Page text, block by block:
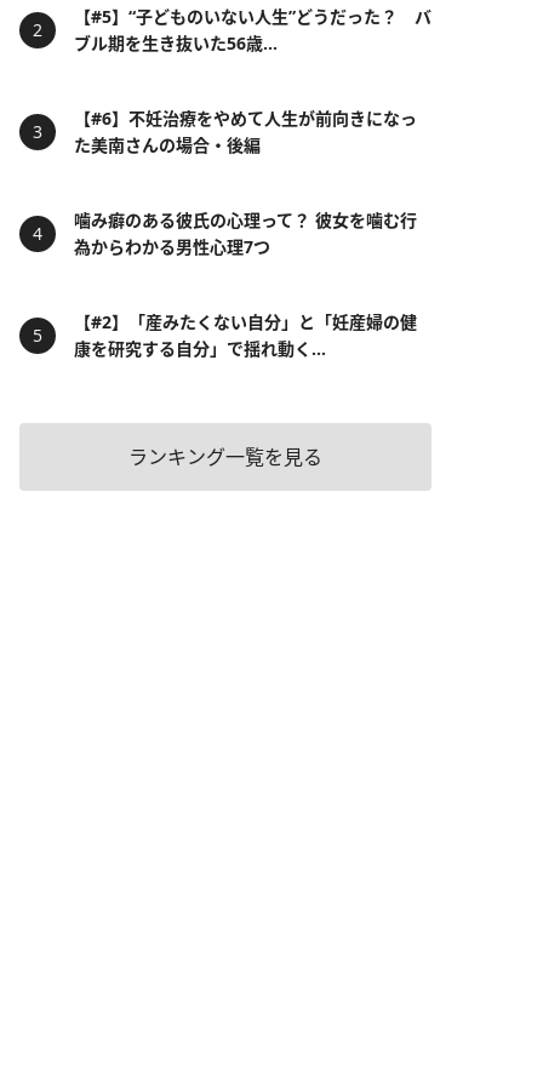
【#5】“子どものいない人生”どうだった？ バ
ブル期を生き抜いた56歳...
【#6】不妊治療をやめて人生が前向きになっ
た美南さんの場合・後編
噛み癖のある彼氏の心理って？ 彼女を噛む行
為からわかる男性心理7つ
【#2】「産みたくない自分」と「妊産婦の健
康を研究する自分」で揺れ動く...
ランキング一覧を見る